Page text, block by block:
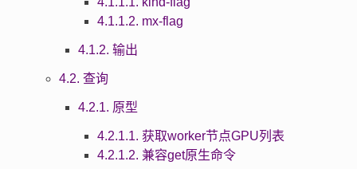
4.1.1.2. mx-flag
4.1.2. 输出
4.2. 查询
4.2.1. 原型
4.2.1.1. 获取worker节点GPU列表
4.2.1.2. 兼容get原生命令